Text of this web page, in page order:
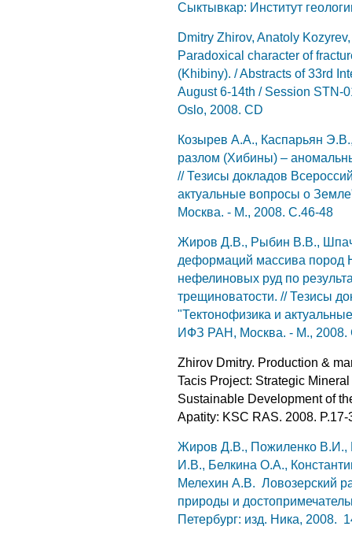
Сыктывкар: Институт
Dmitry Zhirov, Anatoly
Paradoxical character of
(Khibiny). / Abstracts of 33rd
August 6-14th / Session STN-
Oslo, 2008. CD
Козырев А.А., Каспарьян
разлом (Хибины) –
// Тезисы докладов
актуальные вопросы о
Москва. - М., 2008. С.46-48
Жиров Д.В., Рыбин В.В.,
деформаций массива пород
нефелиновых руд по
трещиноватости. // Тезисы
"Тектонофизика и
ИФЗ РАН, Москва. - М., 2008.
Zhirov Dmitry. Production &
Tacis Project: Strategic
Sustainable Development of
Apatity: KSC RAS. 2008. P.17-
Жиров Д.В., Пожиленко В.И.,
И.В., Белкина О.А.,
Мелехин А.В. Ловозерский
природы и
Петербург: изд. Ника, 2008.